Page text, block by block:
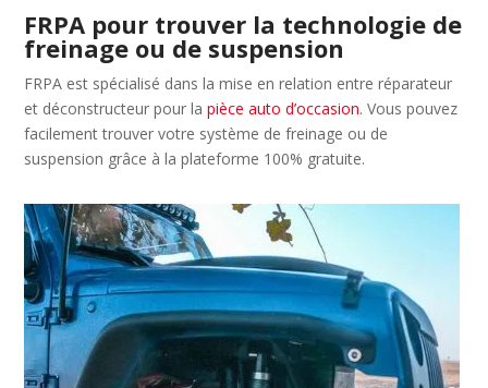
FRPA pour trouver la technologie de
freinage ou de suspension
FRPA est spécialisé dans la mise en relation entre réparateur
et déconstructeur pour lapièce auto d’occasion. Vous pouvez
facilement trouver votre système de freinage ou de
suspension grâce à la plateforme 100% gratuite.